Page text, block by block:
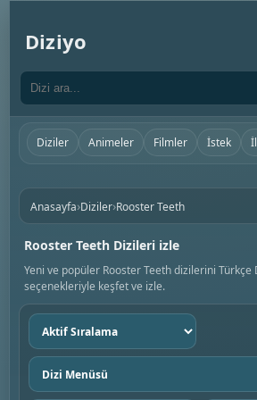
Diziyo
Diziler Animeler Filmler İstek
Anasayfa›Diziler›Rooster Teeth
Rooster Teeth Dizileri izle
Yeni ve popüler Rooster Teeth dizilerini Türkçe
seçenekleriyle keşfet ve izle.
Sıralama
seç
Dizi
menüsü